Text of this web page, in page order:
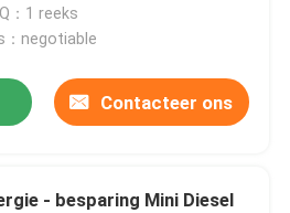
：1 reeks
：negotiable
Contacteer ons
- besparing Mini Diesel